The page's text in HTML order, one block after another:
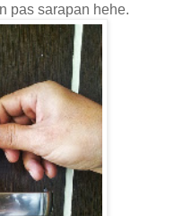
pas sarapan hehe.